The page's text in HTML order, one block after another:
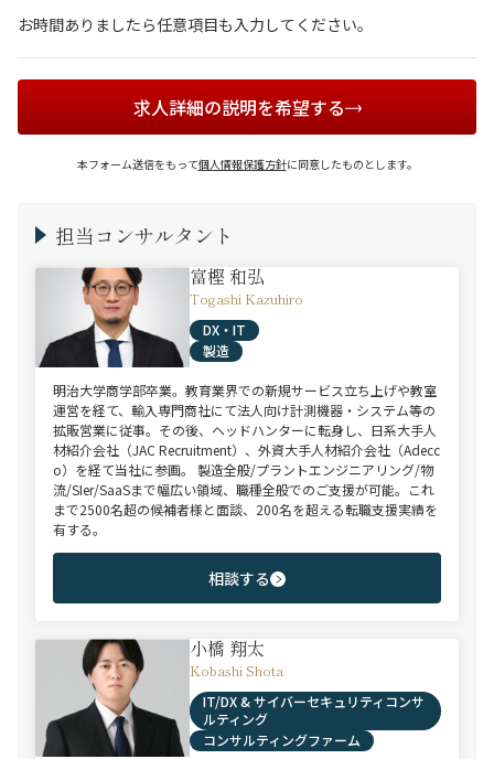
お時間ありましたら任意項目も入力してください。
求人詳細の説明を希望する
本フォーム送信をもって個人情報保護方針に同意したものとします。
担当コンサルタント
富樫 和弘
Togashi Kazuhiro
DX・IT
製造
明治大学商学部卒業。教育業界での新規サービス立ち上げや教室
運営を経て、輸入専門商社にて法人向け計測機器・システム等の
拡販営業に従事。その後、ヘッドハンターに転身し、日系大手人
材紹介会社（JAC Recruitment）、外資大手人材紹介会社（Adecc
o）を経て当社に参画。 製造全般/プラントエンジニアリング/物
流/SIer/SaaSまで幅広い領域、職種全般でのご支援が可能。これ
まで2500名超の候補者様と面談、200名を超える転職支援実績を
有する。
相談する
小橋 翔太
Kobashi Shota
IT/DX & サイバーセキュリティコンサ
ルティング
コンサルティングファーム